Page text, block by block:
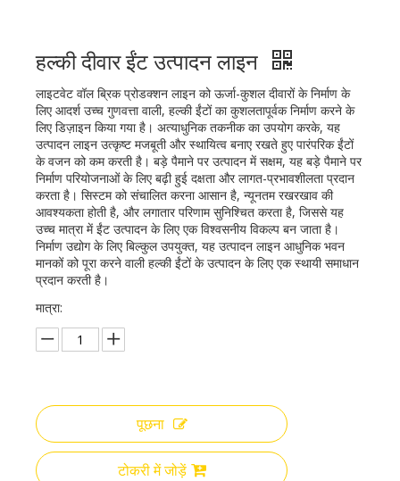
हल्की दीवार ईंट उत्पादन लाइन
लाइटवेट वॉल ब्रिक प्रोडक्शन लाइन को ऊर्जा-कुशल दीवारों के निर्माण के
लिए आदर्श उच्च गुणवत्ता वाली, हल्की ईंटों का कुशलतापूर्वक निर्माण करने के
लिए डिज़ाइन किया गया है। अत्याधुनिक तकनीक का उपयोग करके, यह
उत्पादन लाइन उत्कृष्ट मजबूती और स्थायित्व बनाए रखते हुए पारंपरिक ईंटों
के वजन को कम करती है। बड़े पैमाने पर उत्पादन में सक्षम, यह बड़े पैमाने पर
निर्माण परियोजनाओं के लिए बढ़ी हुई दक्षता और लागत-प्रभावशीलता प्रदान
करता है। सिस्टम को संचालित करना आसान है, न्यूनतम रखरखाव की
आवश्यकता होती है, और लगातार परिणाम सुनिश्चित करता है, जिससे यह
उच्च मात्रा में ईंट उत्पादन के लिए एक विश्वसनीय विकल्प बन जाता है।
निर्माण उद्योग के लिए बिल्कुल उपयुक्त, यह उत्पादन लाइन आधुनिक भवन
मानकों को पूरा करने वाली हल्की ईंटों के उत्पादन के लिए एक स्थायी समाधान
प्रदान करती है।
मात्रा:
पूछना
टोकरी में जोड़ें